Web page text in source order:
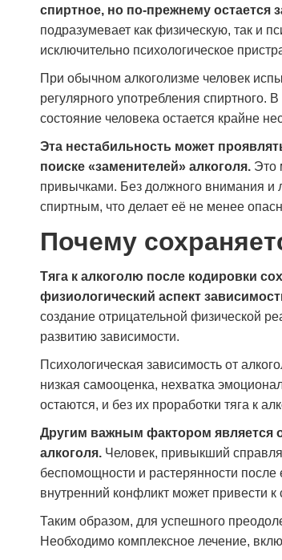
спиртное, но по-прежнему остается
подразумевает как физическую, так и
исключительно психологическое
При обычном алкоголизме человек
регулярного употребления спиртного.
состояние человека остается крайне
Эта нестабильность может
поиске «заменителей» алкоголя. Это
привычками. Без должного внимания и
спиртным, что делает её не менее
Почему
Тяга к алкоголю после кодировки
физиологический аспект
создание отрицательной физической
развитию зависимости.
Психологическая зависимость от
низкая самооценка, нехватка
остаются, и без их проработки тяга к
Другим важным фактором является
алкоголя. Человек, привыкший
беспомощности и растерянности
внутренний конфликт может привести к
Таким образом, для успешного
Необходимо комплексное лечение,
Проходил лечение в
«Станция Жизни» после
Состояние было тяжёлое, сам
справился. Врачи
профессионально, поставили
стабилизировали давление,
грубости и формальностей.
острого состояния мне
дальнейшее лечение. Сейчас
именно сюда.